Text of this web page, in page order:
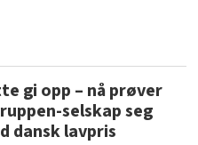
gi opp – nå prøver
selskap seg
dansk lavpris